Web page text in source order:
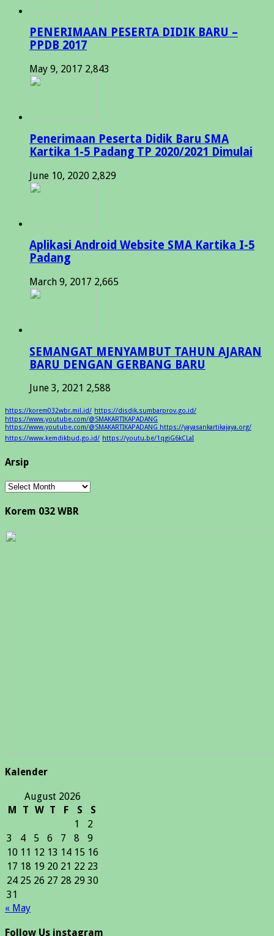
PENERIMAAN PESERTA DIDIK BARU –
PPDB 2017
May 9, 2017 2,843
Penerimaan Peserta Didik Baru SMA
Kartika 1-5 Padang TP 2020/2021 Dimulai
June 10, 2020 2,829
Aplikasi Android Website SMA Kartika I-5
Padang
March 9, 2017 2,665
SEMANGAT MENYAMBUT TAHUN AJARAN
BARU DENGAN GERBANG BARU
June 3, 2021 2,588
https://korem032wbr.mil.id/ https://disdik.sumbarprov.go.id/
https://www.youtube.com/@SMAKARTIKAPADANG
https://www.youtube.com/@SMAKARTIKAPADANG https://yayasankartikajaya.org/
https://www.kemdikbud.go.id/ https://youtu.be/1qgiG6kCLaI
Arsip
Arsip
Korem 032 WBR
Kalender
August 2026
M
T W T F S
S
1
2
3
4 5 6 7 8
9
10 11 12 13 14 15 16
17 18 19 20 21 22 23
24 25 26 27 28 29 30
31
« May
Follow Us instagram